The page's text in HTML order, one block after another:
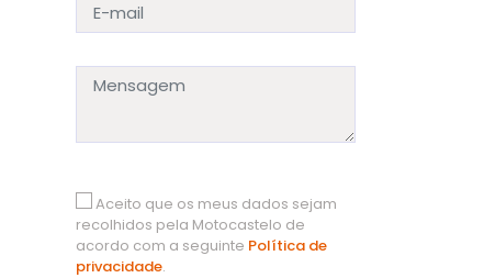
Aceito que os meus dados sejam
recolhidos pela Motocastelo de
acordo com a seguinte Política de
privacidade.